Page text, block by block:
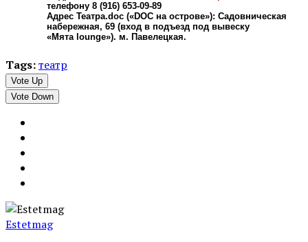
телефону 8 (916) 653-09-89
Адрес Театра.doc («DOC на острове»): Садовническая
набережная, 69 (вход в подъезд под вывеску
«Мята lounge»). м. Павелецкая.
Tags:театр
Vote Up
Vote Down
Estetmag